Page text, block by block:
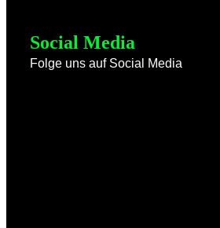
Social Media
Folge uns auf Social Media